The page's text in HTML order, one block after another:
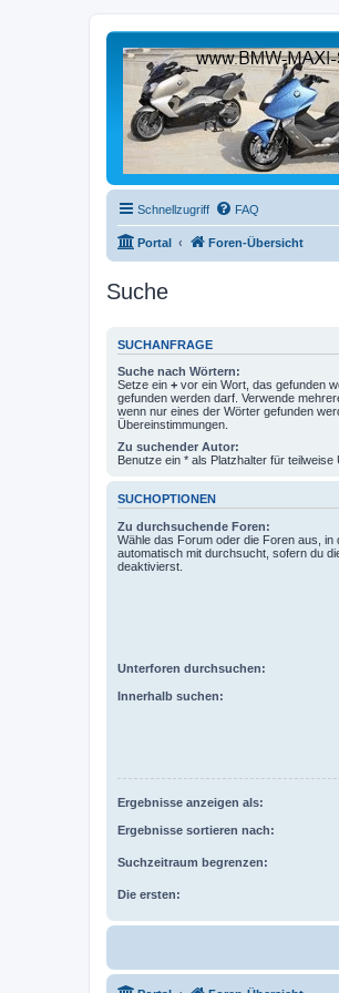
Schnellzugriff FAQ
Portal Foren-Übersicht
Suche
SUCHANFRAGE
Suche nach Wörtern:
Setze ein + vor ein Wort, das gefunden
gefunden werden darf. Verwende
wenn nur eines der Wörter gefunden
Übereinstimmungen.
Zu suchender Autor:
Benutze ein * als Platzhalter für teilweise
SUCHOPTIONEN
Zu durchsuchende Foren:
Wähle das Forum oder die Foren aus,
automatisch mit durchsucht, sofern du
deaktivierst.
Unterforen durchsuchen:
Innerhalb suchen:
Ergebnisse anzeigen als:
Ergebnisse sortieren nach:
Suchzeitraum begrenzen:
Die ersten: